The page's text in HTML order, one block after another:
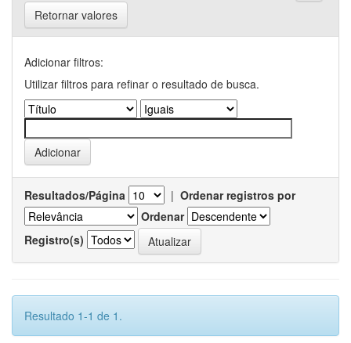
Retornar valores
Adicionar filtros:
Utilizar filtros para refinar o resultado de busca.
Resultados/Página | Ordenar registros por
Ordenar
Registro(s)
Resultado 1-1 de 1.